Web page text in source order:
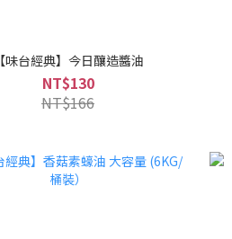
【味台經典】今日釀造醬油
NT$130
NT$166